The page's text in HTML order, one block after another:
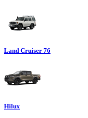
Land Cruiser 76
Hilux